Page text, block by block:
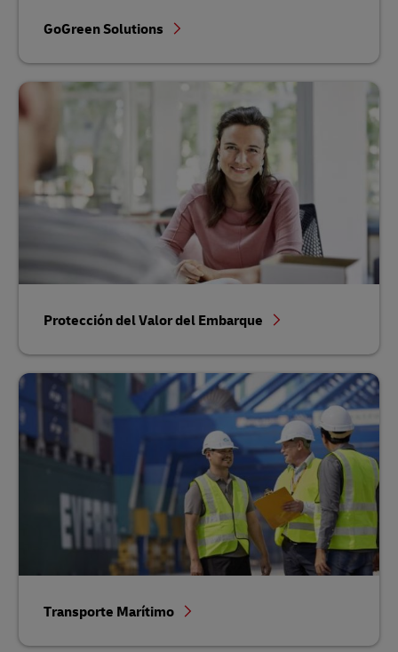
GoGreen Solutions
Protección del Valor del Embarque
Transporte Marítimo